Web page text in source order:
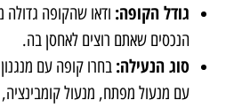
גודל הקופה: ודאו שהקופה גדולה
הנכסים שאתם רוצים לאחסן בה.
סוג הנעילה: בחרו קופה עם
עם מנעול מפתח, מנעול